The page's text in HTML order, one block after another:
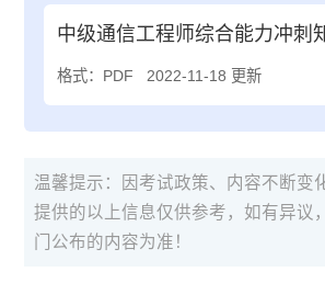
中级通信工程师综合能力冲刺
格式：PDF 2022-11-18 更新
温馨提示：因考试政策、内容不断变
提供的以上信息仅供参考，如有异议
门公布的内容为准！